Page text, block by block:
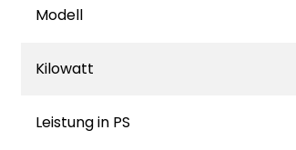
Modell
Kilowatt
Leistung in PS